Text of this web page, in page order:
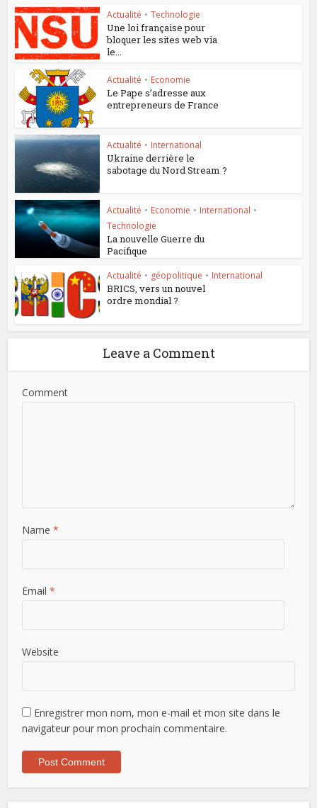
Actualité • Technologie
Une loi française pour
bloquer les sites web via
le...
Actualité • Economie
Le Pape s’adresse aux
entrepreneurs de France
Actualité • International
Ukraine derrière le
sabotage du Nord Stream ?
Actualité • Economie • International •
Technologie
La nouvelle Guerre du
Pacifique
Actualité • géopolitique • International
BRICS, vers un nouvel
ordre mondial ?
Leave a Comment
Comment
Name *
Email *
Website
Enregistrer mon nom, mon e-mail et mon site dans le
navigateur pour mon prochain commentaire.